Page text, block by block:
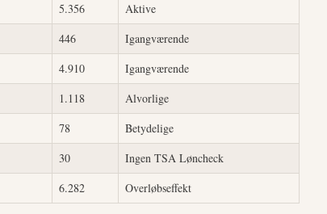
5.356
Aktive
446
Igangværende
4.910
Igangværende
1.118
Alvorlige
78
Betydelige
30
Ingen TSA Løncheck
6.282 Overløbseffekt